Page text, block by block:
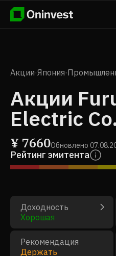
Акции·Япония·
Акции
Electric
¥ 7660Обновлено
Рейтинг эмитента
Доходность
Хорошая
Рекомендация
Держать